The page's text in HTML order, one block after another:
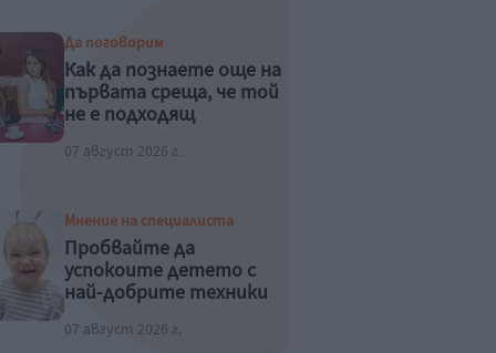
Да поговорим
Как да познаете още на
първата среща, че той
не е подходящ
07 август 2026 г.
Мнение на специалиста
Пробвайте да
успокоите детето с
най-добрите техники
07 август 2026 г.